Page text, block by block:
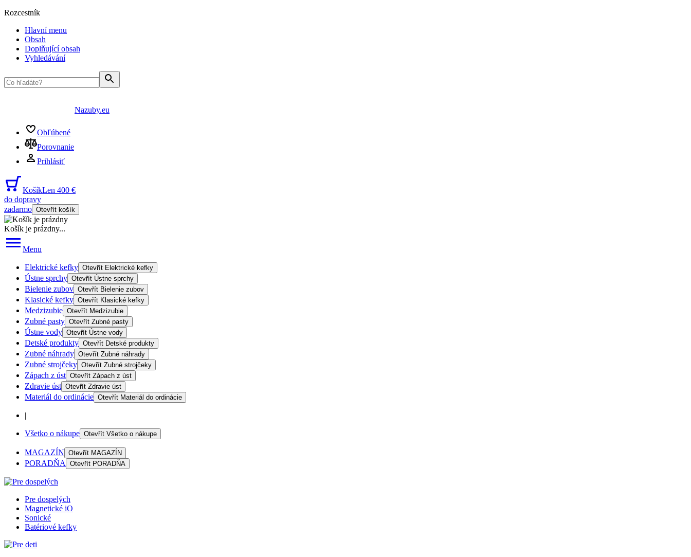
Rozcestník
Hlavní menu
Obsah
Doplňující obsah
Vyhledávání
Nazuby.eu
Obľúbené
Porovnanie
Prihlásiť
KošíkLen 400 €
do dopravy
zadarmo Otevřít košík
Košík je prázdny...
Menu
Elektrické kefky Otevřít Elektrické kefky
Ústne sprchy Otevřít Ústne sprchy
Bielenie zubov Otevřít Bielenie zubov
Klasické kefky Otevřít Klasické kefky
Medzizubie Otevřít Medzizubie
Zubné pasty Otevřít Zubné pasty
Ústne vody Otevřít Ústne vody
Detské produkty Otevřít Detské produkty
Zubné náhrady Otevřít Zubné náhrady
Zubné strojčeky Otevřít Zubné strojčeky
Zápach z úst Otevřít Zápach z úst
Zdravie úst Otevřít Zdravie úst
Materiál do ordinácie Otevřít Materiál do ordinácie
|
Všetko o nákupe Otevřít Všetko o nákupe
MAGAZÍN Otevřít MAGAZÍN
PORADŇA Otevřít PORADŇA
Pre dospelých
Magnetické iO
Sonické
Batériové kefky